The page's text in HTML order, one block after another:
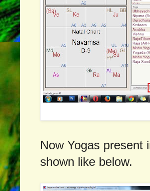
Now Yogas present
shown like below.